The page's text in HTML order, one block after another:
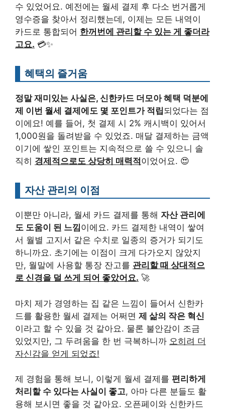
수 있었어요. 예전에는 월세 결제 후 다소 번거롭게
영수증을 찾아서 정리했는데, 이제는 모든 내역이
카드로 통합되어 한꺼번에 관리할 수 있는 게 좋더라
고요. 💳✨
혜택의 즐거움
정말 재미있는 사실은, 신한카드 더모아 혜택 덕분에
제 이번 월세 결제에도 몇 포인트가 적립되었다는 점
이에요! 예를 들어, 첫 결제 시 2% 캐시백이 있어서
1,000원을 돌려받을 수 있었죠. 매달 결제하는 금액
이기에 쌓인 포인트는 지속적으로 쓸 수 있으니 솔
직히 경제적으로도 상당히 매력적 이었어요. 😍
자산 관리의 이점
이뿐만 아니라, 월세 카드 결제를 통해 자산 관리에
도 도움이 된 느낌이에요. 카드 결제한 내역이 쌓여
서 월별 고지서 같은 수치로 일종의 증거가 되기도
하니까요. 초기에는 이점이 크게 다가오지 않았지
만, 월말에 사용할 통장 잔고를 관리할 때 상대적으
로 신경을 덜 쓰게 되어 좋았어요. 🚀
마치 제가 경영하는 집 같은 느낌이 들어서 신한카
드를 활용한 월세 결제는 어쩌면 제 삶의 작은 혁신
이라고 할 수 있을 것 같아요. 물론 불안감이 조금
있었지만, 그 두려움을 한 번 극복하니까 오히려 더
자신감을 얻게 되었죠!
제 경험을 통해 보니, 이렇게 월세 결제를 편리하게
처리할 수 있다는 사실이 좋고, 아마 다른 분들도 활
용해 보시면 좋을 것 같아요. 오픈페이와 신한카드